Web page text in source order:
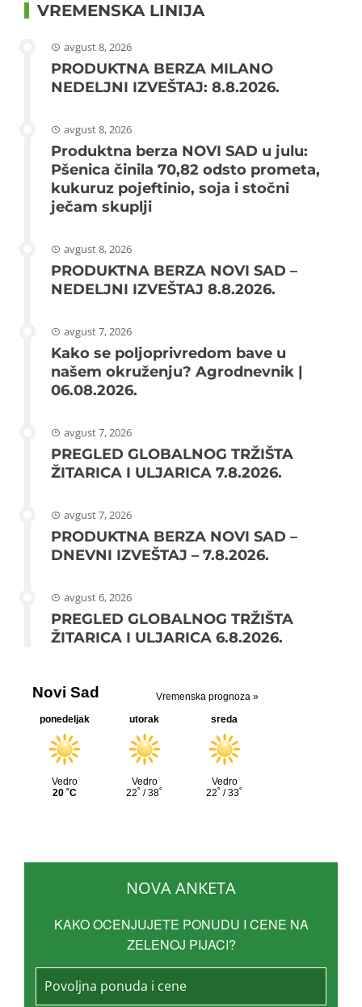
VREMENSKA LINIJA
avgust 8, 2026
PRODUKTNA BERZA MILANO
NEDELJNI IZVEŠTAJ: 8.8.2026.
avgust 8, 2026
Produktna berza NOVI SAD u julu:
Pšenica činila 70,82 odsto prometa,
kukuruz pojeftinio, soja i stočni
ječam skuplji
avgust 8, 2026
PRODUKTNA BERZA NOVI SAD –
NEDELJNI IZVEŠTAJ 8.8.2026.
avgust 7, 2026
Kako se poljoprivredom bave u
našem okruženju? Agrodnevnik |
06.08.2026.
avgust 7, 2026
PREGLED GLOBALNOG TRŽIŠTA
ŽITARICA I ULJARICA 7.8.2026.
avgust 7, 2026
PRODUKTNA BERZA NOVI SAD –
DNEVNI IZVEŠTAJ – 7.8.2026.
avgust 6, 2026
PREGLED GLOBALNOG TRŽIŠTA
ŽITARICA I ULJARICA 6.8.2026.
NOVA ANKETA
KAKO OCENJUJETE PONUDU I CENE NA
ZELENOJ PIJACI?
Povoljna ponuda i cene